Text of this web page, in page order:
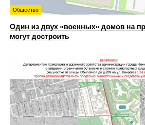
Общество
Один из двух «военных» домов на
могут достроить